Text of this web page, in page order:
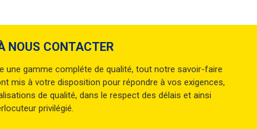
NOUS CONTACTER
une gamme compléte de qualité, tout notre savoir-faire
mis à votre disposition pour répondre à vos exigences,
de qualité, dans le respect des délais et ainsi
privilégié.